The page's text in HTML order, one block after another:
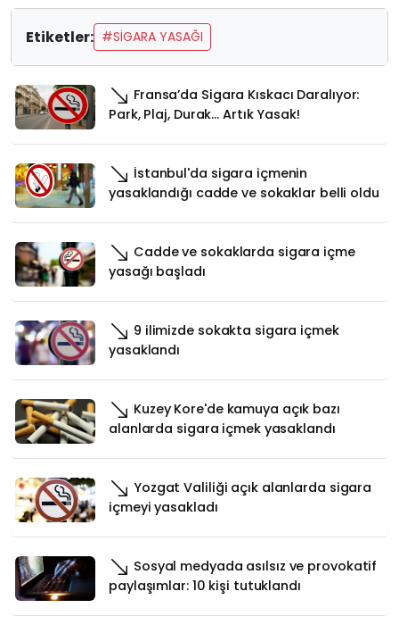
Etiketler: #SİGARA YASAĞI
Fransa’da Sigara Kıskacı Daralıyor:
Park, Plaj, Durak… Artık Yasak!
İstanbul'da sigara içmenin
yasaklandığı cadde ve sokaklar belli oldu
Cadde ve sokaklarda sigara içme
yasağı başladı
9 ilimizde sokakta sigara içmek
yasaklandı
Kuzey Kore'de kamuya açık bazı
alanlarda sigara içmek yasaklandı
Yozgat Valiliği açık alanlarda sigara
içmeyi yasakladı
Sosyal medyada asılsız ve provokatif
paylaşımlar: 10 kişi tutuklandı